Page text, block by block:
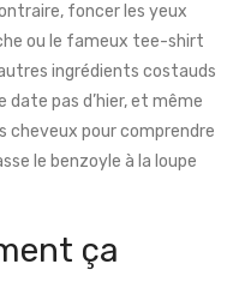
foncer les yeux
ou le fameux tee-shirt
ingrédients costauds
pas d’hier, et même
cheveux pour comprendre
le benzoyle à la loupe
ça